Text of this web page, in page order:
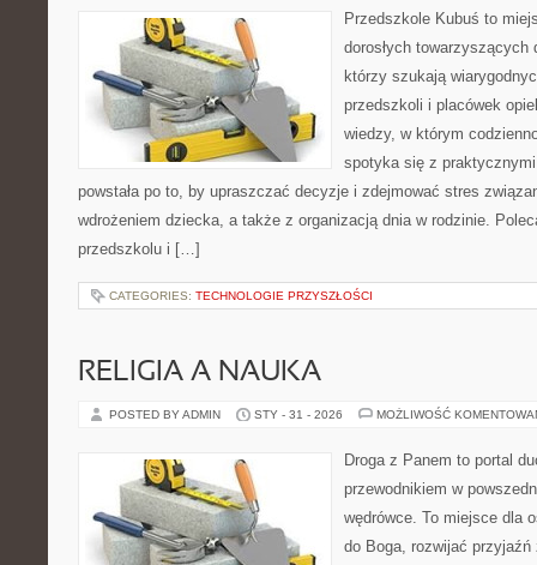
Przedszkole Kubuś to
dorosłych
którzy szukają
przedszkoli i placówek
wiedzy, w którym
spotyka się z
powstała po to, by upraszczać decyzje i zdejmować stres
wdrożeniem dziecka, a także z organizacją dnia w rodzinie.
przedszkolu i […]
CATEGORIES: TECHNOLOGIE PRZYSZŁOŚCI
RELIGIA A NAUKA
POSTED BY ADMIN STY - 31 - 2026 MOŻLIWOŚĆ
Droga z Panem to portal
przewodnikiem w
wędrówce. To miejsce dla
do Boga, rozwijać przyjaźń